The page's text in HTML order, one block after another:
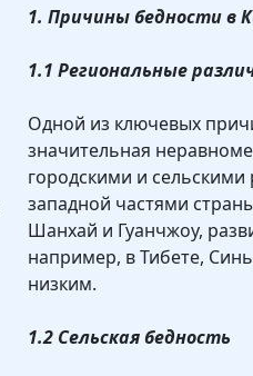
1. Причины бедности в
1.1 Региональные
Одной из ключевых
значительная
городскими и
западной частями
Шанхай и Гуанчжоу,
например, в Тибете,
низким.
1.2 Сельская бедность